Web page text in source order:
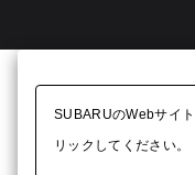
SUBARUのWebサイ
リックしてください。​